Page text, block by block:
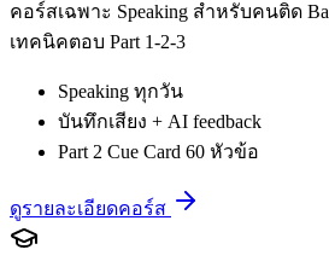
คอร์สเฉพาะ Speaking สำหรับคนติด
เทคนิคตอบ Part 1-2-3
Speaking ทุกวัน
บันทึกเสียง + AI feedback
Part 2 Cue Card 60 หัวข้อ
ดูรายละเอียดคอร์ส